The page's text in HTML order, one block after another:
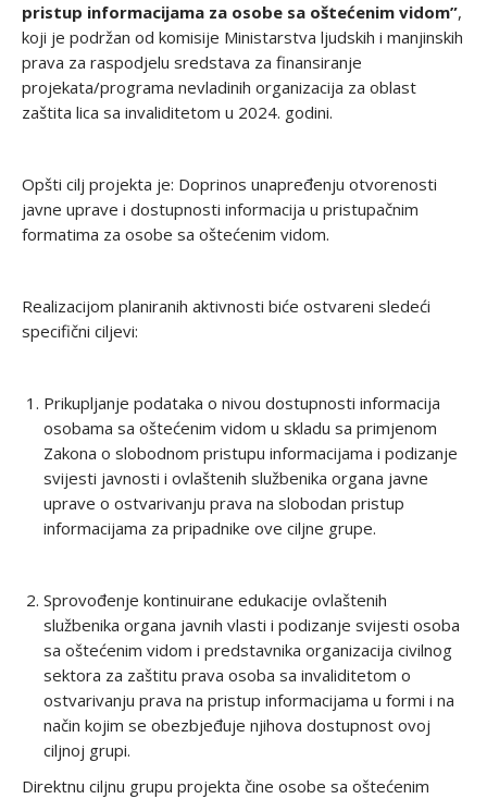
pristup informacijama za osobe sa oštećenim vidom”,
koji je podržan od komisije Ministarstva ljudskih i manjinskih
prava za raspodjelu sredstava za finansiranje
projekata/programa nevladinih organizacija za oblast
zaštita lica sa invaliditetom u 2024. godini.
Opšti cilj projekta je: Doprinos unapređenju otvorenosti
javne uprave i dostupnosti informacija u pristupačnim
formatima za osobe sa oštećenim vidom.
Realizacijom planiranih aktivnosti biće ostvareni sledeći
specifični ciljevi:
Prikupljanje podataka o nivou dostupnosti informacija
osobama sa oštećenim vidom u skladu sa primjenom
Zakona o slobodnom pristupu informacijama i podizanje
svijesti javnosti i ovlaštenih službenika organa javne
uprave o ostvarivanju prava na slobodan pristup
informacijama za pripadnike ove ciljne grupe.
Sprovođenje kontinuirane edukacije ovlaštenih
službenika organa javnih vlasti i podizanje svijesti osoba
sa oštećenim vidom i predstavnika organizacija civilnog
sektora za zaštitu prava osoba sa invaliditetom o
ostvarivanju prava na pristup informacijama u formi i na
način kojim se obezbjeđuje njihova dostupnost ovoj
ciljnoj grupi.
Direktnu ciljnu grupu projekta čine osobe sa oštećenim